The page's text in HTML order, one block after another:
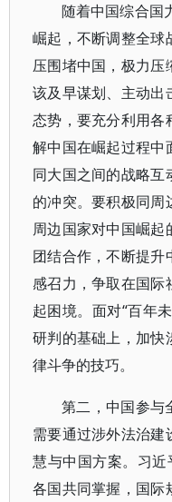
随着中国综合国
崛起，不断调整全球
压围堵中国，极力
该及早谋划、主动出
态势，要充分利用各
解中国在崛起过程中
同大国之间的战略
的冲突。要积极同周
周边国家对中国崛起
团结合作，不断提升
感召力，争取在国际
起困境。面对“百年
研判的基础上，加快
律斗争的技巧。
第二，中国参与
需要通过涉外法治建
慧与中国方案。习
各国共同掌握，国际